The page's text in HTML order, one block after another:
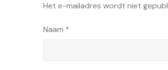
Het e-mailadres wordt niet
Naam *